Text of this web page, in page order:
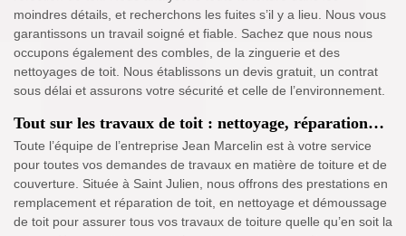
moindres détails, et recherchons les fuites s’il y a lieu. Nous vous
garantissons un travail soigné et fiable. Sachez que nous nous
occupons également des combles, de la zinguerie et des
nettoyages de toit. Nous établissons un devis gratuit, un contrat
sous délai et assurons votre sécurité et celle de l’environnement.
Tout sur les travaux de toit : nettoyage, réparation…
Toute l’équipe de l’entreprise Jean Marcelin est à votre service
pour toutes vos demandes de travaux en matière de toiture et de
couverture. Située à Saint Julien, nous offrons des prestations en
remplacement et réparation de toit, en nettoyage et démoussage
de toit pour assurer tous vos travaux de toiture quelle qu’en soit la